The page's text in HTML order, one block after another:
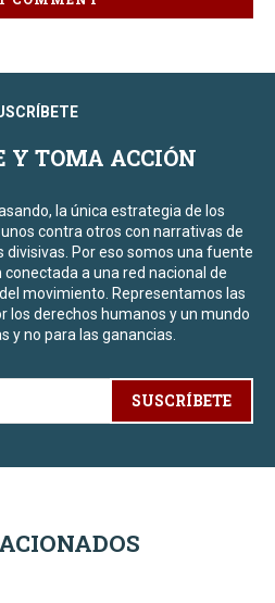
Y TOMA ACCIÓN
la única estrategia de los
contra otros con narrativas de
divisivas. Por eso somos una fuente
a una red nacional de
movimiento. Representamos las
los derechos humanos y un mundo
y no para las ganancias.
SUSCRÍBETE